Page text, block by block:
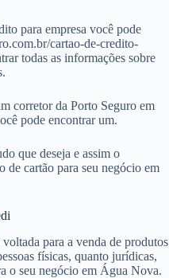
para empresa você pode
cartao-de-credito-
todas as informações sobre
corretor da Porto Seguro em
pode encontrar um.
que deseja e assim o
cartão para seu negócio em
para a venda de produtos
físicas, quanto jurídicas,
o seu negócio em Água Nova.